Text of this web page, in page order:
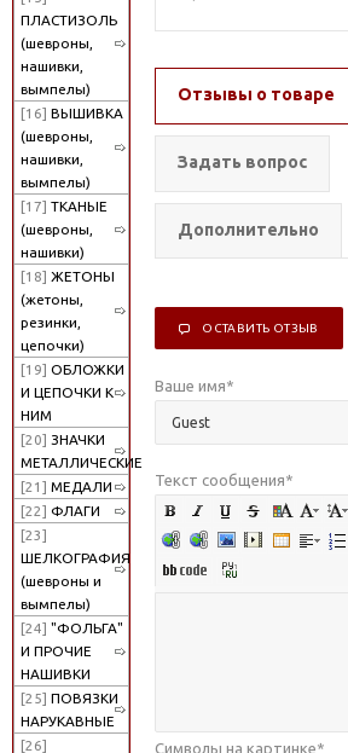
ПЛАСТИЗОЛЬ
(шевроны,
нашивки,
вымпелы)
[16] ВЫШИВКА
(шевроны,
нашивки,
вымпелы)
[17] ТКАНЫЕ
(шевроны,
нашивки)
[18] ЖЕТОНЫ
(жетоны,
резинки,
цепочки)
[19] ОБЛОЖКИ
И ЦЕПОЧКИ К
НИМ
[20] ЗНАЧКИ
МЕТАЛЛИЧЕСКИЕ
[21] МЕДАЛИ
[22] ФЛАГИ
[23]
ШЕЛКОГРАФИЯ
(шевроны и
вымпелы)
[24] "ФОЛЬГА"
И ПРОЧИЕ
НАШИВКИ
[25] ПОВЯЗКИ
НАРУКАВНЫЕ
[26]
Отзывы о товаре
Задать вопрос
Дополнительно
ОСТАВИТЬ ОТЗЫВ
Ваше имя*
Текст сообщения*
Символы на картинке*